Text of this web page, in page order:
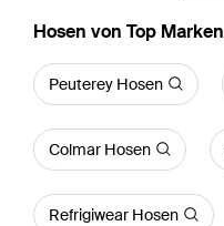
Hosen von Top Marken
Peuterey Hosen
Colmar Hosen
Refrigiwear Hosen